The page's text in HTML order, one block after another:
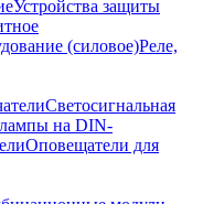
Устройства защиты
(силовое)Реле,
Светосигнальная
на DIN-
Оповещатели для